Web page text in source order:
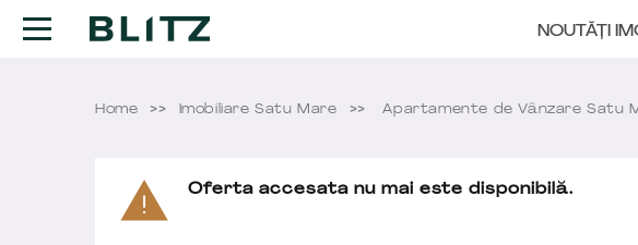
NOUTĂȚI
Home Imobiliare Satu Mare Apartamente de Vânzare Satu
Oferta accesata nu mai este disponibilă.